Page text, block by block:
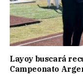
Layoy buscará
Campeonato